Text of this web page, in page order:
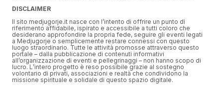
DISCLAIMER
Il sito medjugorje.it nasce con l’intento di offrire un punto di
riferimento affidabile, ispirato e accessibile a tutti coloro che
desiderano approfondire la propria fede, seguire gli eventi legati
a Medjugorje o semplicemente restare connessi con questo
luogo straordinario. Tutte le attività promosse attraverso questo
portale – dalla pubblicazione di contenuti informativi
all’organizzazione di eventi e pellegrinaggi – non hanno scopo di
lucro. L’intero progetto è reso possibile grazie al sostegno
volontario di privati, associazioni e realtà che condividono la
missione spirituale e solidale di questo spazio digitale.